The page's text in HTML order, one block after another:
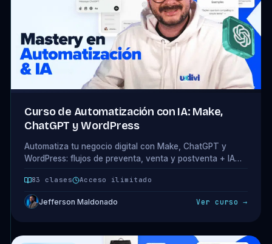
Curso de Automatización con IA: Make,
ChatGPT y WordPress
Automatiza tu negocio digital con Make, ChatGPT y
WordPress: flujos de preventa, venta y postventa + IA
83 clases Acceso ilimitado
Jefferson Maldonado Ver curso →